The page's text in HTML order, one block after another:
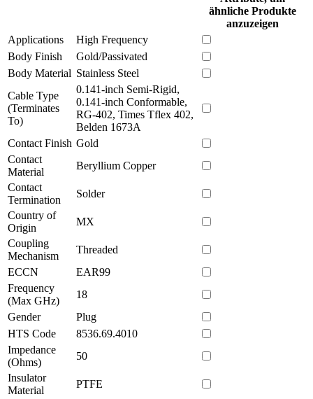
ähnliche Produkte
anzuzeigen
Applications
High Frequency
Body Finish
Gold/Passivated
Body Material Stainless Steel
Cable Type
(Terminates
To)
0.141-inch Semi-Rigid,
0.141-inch Conformable,
RG-402, Times Tflex 402,
Belden 1673A
Contact Finish Gold
Contact
Material
Beryllium Copper
Contact
Termination
Solder
Country of
Origin
MX
Coupling
Mechanism
Threaded
ECCN
EAR99
Frequency
(Max GHz)
18
Gender
Plug
HTS Code
8536.69.4010
Impedance
(Ohms)
50
Insulator
Material
PTFE